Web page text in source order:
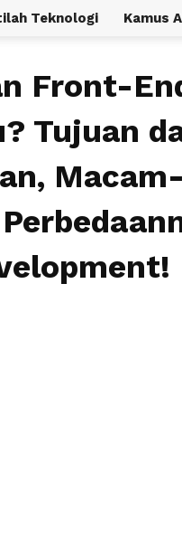
Teknologi Kamus
Front-
Tujuan
Macam-